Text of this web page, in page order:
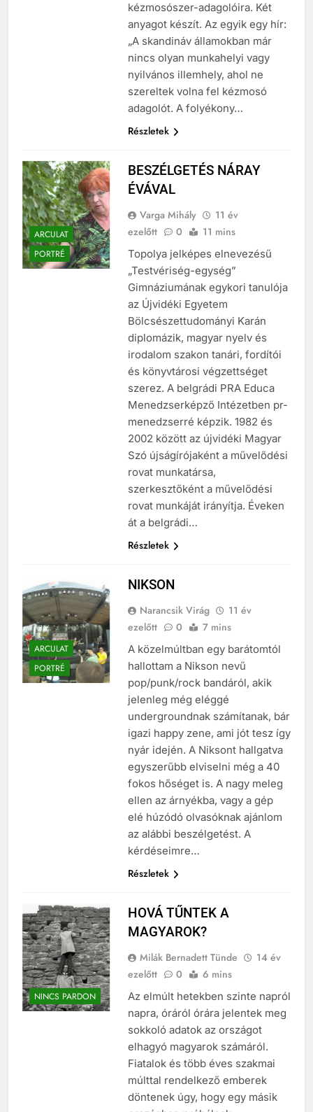
kézmosószer-adagolóira. Két
anyagot készít. Az egyik egy hír:
„A skandináv államokban már
nincs olyan munkahelyi vagy
nyilvános illemhely, ahol ne
szereltek volna fel kézmosó
adagolót. A folyékony…
Részletek
ARCULAT
PORTRÉ
BESZÉLGETÉS NÁRAY
ÉVÁVAL
Varga Mihály
11 év
ezelőtt
0 11 mins
Topolya jelképes elnevezésű
„Testvériség-egység”
Gimnáziumának egykori tanulója
az Újvidéki Egyetem
Bölcsészettudományi Karán
diplomázik, magyar nyelv és
irodalom szakon tanári, fordítói
és könyvtárosi végzettséget
szerez. A belgrádi PRA Educa
Menedzserképző Intézetben pr-
menedzserré képzik. 1982 és
2002 között az újvidéki Magyar
Szó újságírójaként a művelődési
rovat munkatársa,
szerkesztőként a művelődési
rovat munkáját irányítja. Éveken
át a belgrádi…
Részletek
ARCULAT
PORTRÉ
NIKSON
Narancsik Virág
11 év
ezelőtt
0 7 mins
A közelmúltban egy barátomtól
hallottam a Nikson nevű
pop/punk/rock bandáról, akik
jelenleg még eléggé
undergroundnak számítanak, bár
igazi happy zene, ami jót tesz így
nyár idején. A Niksont hallgatva
egyszerűbb elviselni még a 40
fokos hőséget is. A nagy meleg
ellen az árnyékba, vagy a gép
elé húzódó olvasóknak ajánlom
az alábbi beszélgetést. A
kérdéseimre…
Részletek
NINCS PARDON
HOVÁ TŰNTEK A
MAGYAROK?
Milák Bernadett Tünde
14 év
ezelőtt
0 6 mins
Az elmúlt hetekben szinte napról
napra, óráról órára jelentek meg
sokkoló adatok az országot
elhagyó magyarok számáról.
Fiatalok és több éves szakmai
múlttal rendelkező emberek
döntenek úgy, hogy egy másik